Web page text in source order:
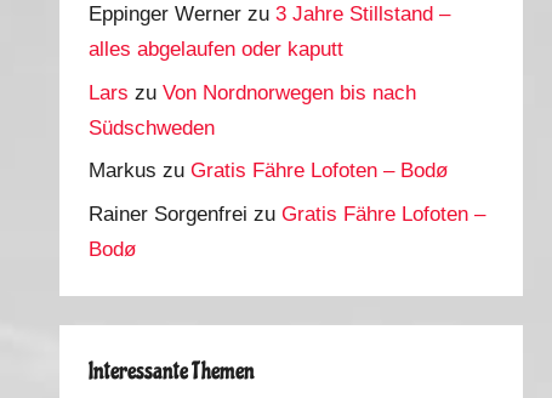
Eppinger Werner zu3 Jahre Stillstand –
alles abgelaufen oder kaputt
Lars zuVon Nordnorwegen bis nach
Südschweden
Markus zuGratis Fähre Lofoten – Bodø
Rainer Sorgenfrei zuGratis Fähre Lofoten –
Bodø
Interessante Themen